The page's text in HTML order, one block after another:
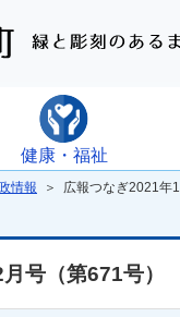
健康・福祉
情報 ＞ 広報つなぎ2021年
号（第671号）